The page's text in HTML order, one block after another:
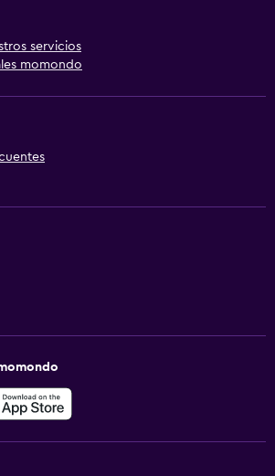
servicios
momondo